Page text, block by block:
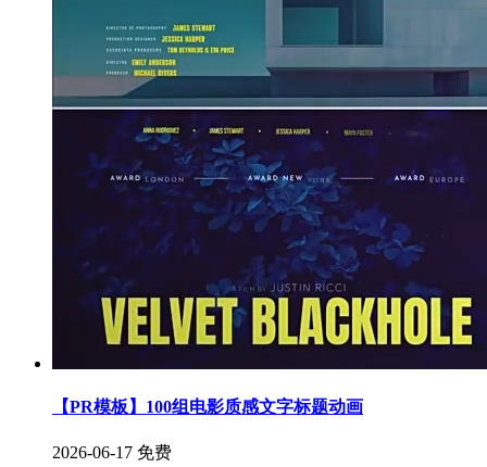
【PR模板】100组电影质感文字标题动画
2026-06-17 免费